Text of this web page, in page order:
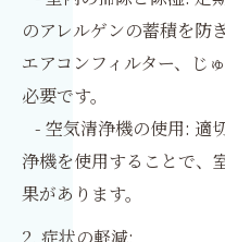
のアレルゲンの蓄積を防
エアコンフィルター、じ
必要です。
- 空気清浄機の使用: 適
浄機を使用することで、
果があります。